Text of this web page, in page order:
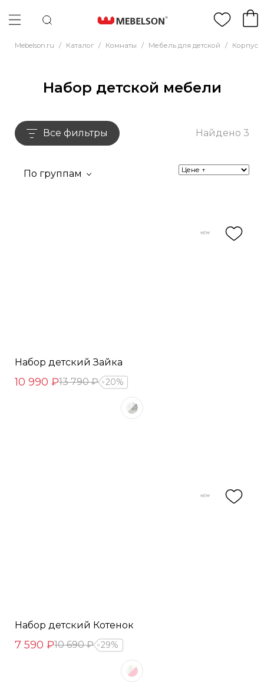
Mebelson.ru / Каталог / Комнаты / Мебель для детской /
Набор детской мебели
Все фильтры Найдено 3
По группам
Набор детский Зайка
10 990 ₽13 790 ₽ 20%
Набор детский Котенок
7 590 ₽10 690 ₽ 29%